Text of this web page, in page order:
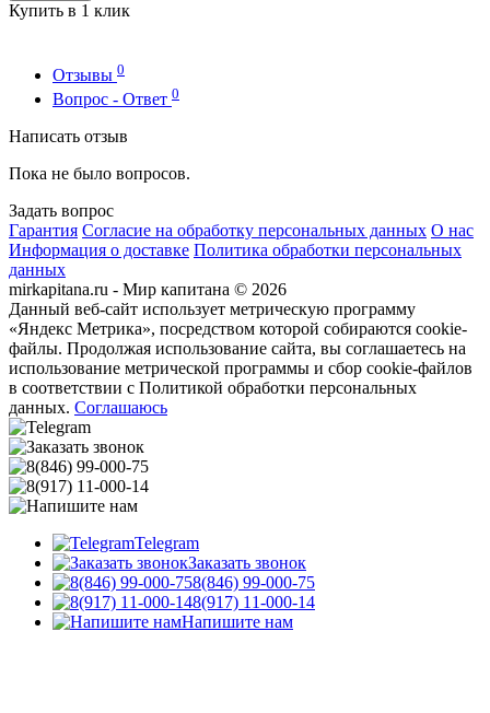
Купить в 1 клик
Отзывы 0
Вопрос - Ответ 0
Написать отзыв
Пока не было вопросов.
Задать вопрос
Гарантия Согласие на обработку персональных данных О нас
Информация о доставке Политика обработки персональных
данных
mirkapitana.ru - Мир капитана © 2026
Данный веб-сайт использует метрическую программу
«Яндекс Метрика», посредством которой собираются cookie-
файлы. Продолжая использование сайта, вы соглашаетесь на
использование метрической программы и сбор cookie-файлов
в соответствии с Политикой обработки персональных
данных. Соглашаюсь
Telegram
Заказать звонок
8(846) 99-000-75
8(917) 11-000-14
Напишите нам